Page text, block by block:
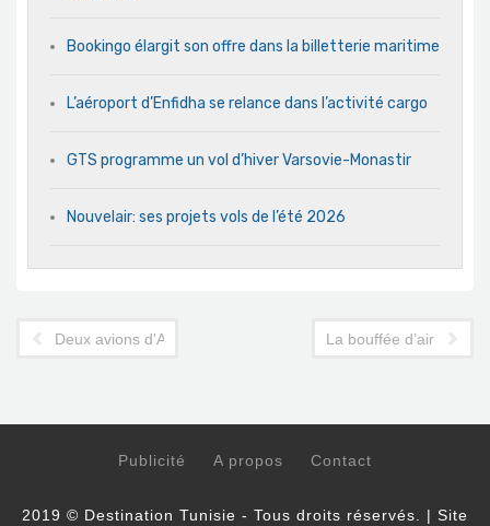
Bookingo élargit son offre dans la billetterie maritime
L’aéroport d’Enfidha se relance dans l’activité cargo
GTS programme un vol d’hiver Varsovie-Monastir
Nouvelair: ses projets vols de l’été 2026
Deux avions d'Air France à Tunis ce weekend pour aller à
La bouffée d’air
Publicité A propos Contact
2019 © Destination Tunisie - Tous droits réservés. | Site